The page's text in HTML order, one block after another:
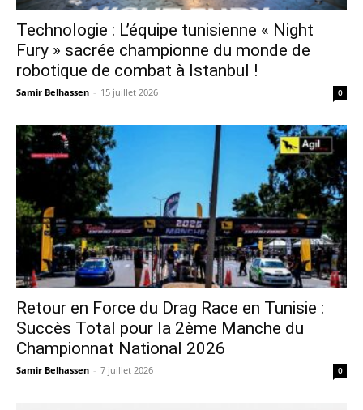
Technologie : L’équipe tunisienne « Night
Fury » sacrée championne du monde de
robotique de combat à Istanbul !
Samir Belhassen - 15 juillet 2026 0
Retour en Force du Drag Race en Tunisie :
Succès Total pour la 2ème Manche du
Championnat National 2026
Samir Belhassen - 7 juillet 2026 0